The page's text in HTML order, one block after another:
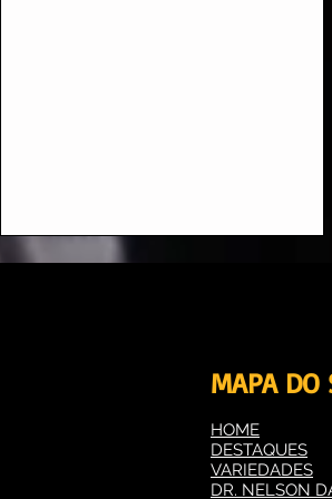
Camila Dias transforma
MAPA DO
HOME
DESTAQUES
VARIEDADES
DR. NELSON